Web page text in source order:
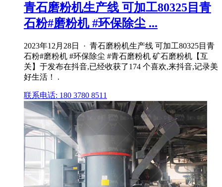
青石磨粉机生产线 可加工80325目青
石粉#磨粉机 #环保除尘 ...
2023年12月28日 · 青石磨粉机生产线 可加工80325目青
石粉#磨粉机 #环保除尘 #青石磨粉机 矿石磨粉机【互
关】于发布在抖音,已经收获了174 个喜欢,来抖音,记录美
好生活！ .
联系电话: 180 3780 8511